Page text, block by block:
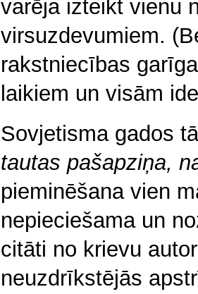
varēja izteikt vienu
virsuzdevumiem.
rakstniecības
laikiem un visām
Sovjetisma gados
tautas pašapziņa,
pieminēšana vien
nepieciešama un
citāti no krievu
neuzdrīkstējās